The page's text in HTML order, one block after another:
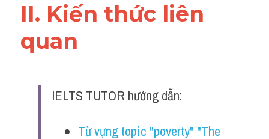
Writing
Reading
II. Kiến thức liên
quan
IELTS TUTOR hướng dẫn:
Từ vựng topic "poverty" "The